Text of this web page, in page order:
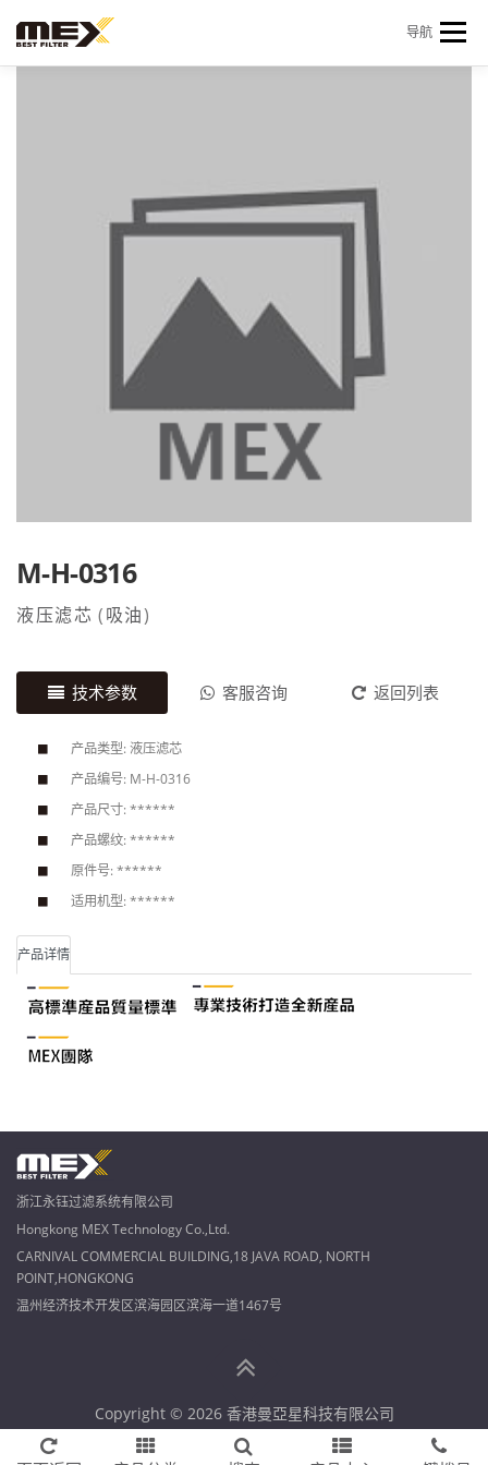
导航
M-H-0316
液压滤芯 (吸油)
技术参数 客服咨询 返回列表
产品类型: 液压滤芯
产品编号: M-H-0316
产品尺寸: ******
产品螺纹: ******
原件号: ******
适用机型: ******
产品详情
浙江永钰过滤系统有限公司
Hongkong MEX Technology Co.,Ltd.
CARNIVAL COMMERCIAL BUILDING,18 JAVA ROAD, NORTH
POINT,HONGKONG
温州经济技术开发区滨海园区滨海一道1467号
Copyright © 2026 香港曼亞星科技有限公司